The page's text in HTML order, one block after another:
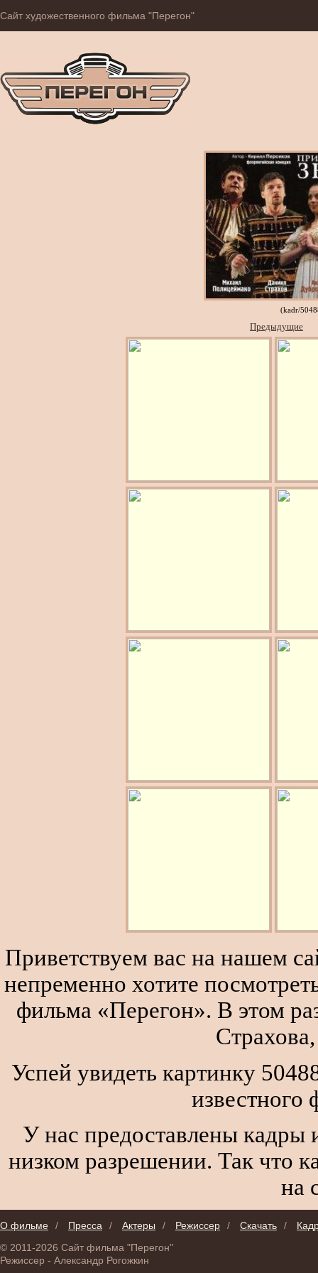
Сайт художественного фильма "Перегон"
(kadr/
Предыдущие
Приветствуем вас на нашем
непременно хотите
фильма «Перегон». В этом
Успей увидеть картинку
известного
У нас предоставлены кадры
низком разрешении. Так что
на
О фильме / Пресса / Актеры / Режиссер / Скачать /
© 2011-2026 Сайт фильма "Перегон"
Режиссер - Александр Рогожкин